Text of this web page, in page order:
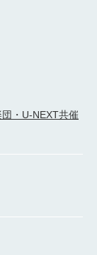
・U-NEXT共催